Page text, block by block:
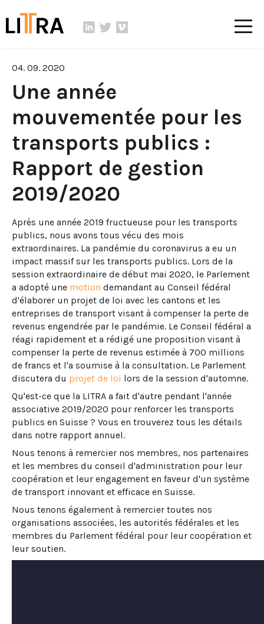
04. 09. 2020
Une année
mouvementée pour les
transports publics :
Rapport de gestion
2019/2020
Après une année 2019 fructueuse pour les transports
publics, nous avons tous vécu des mois
extraordinaires. La pandémie du coronavirus a eu un
impact massif sur les transports publics. Lors de la
session extraordinaire de début mai 2020, le Parlement
a adopté une motion demandant au Conseil fédéral
d'élaborer un projet de loi avec les cantons et les
entreprises de transport visant à compenser la perte de
revenus engendrée par le pandémie. Le Conseil fédéral a
réagi rapidement et a rédigé une proposition visant à
compenser la perte de revenus estimée à 700 millions
de francs et l'a soumise à la consultation. Le Parlement
discutera du projet de loi lors de la session d'automne.
Qu'est-ce que la LITRA a fait d'autre pendant l'année
associative 2019/2020 pour renforcer les transports
publics en Suisse ? Vous en trouverez tous les détails
dans notre rapport annuel.
Nous tenons à remercier nos membres, nos partenaires
et les membres du conseil d'administration pour leur
coopération et leur engagement en faveur d'un système
de transport innovant et efficace en Suisse.
Nous tenons également à remercier toutes nos
organisations associées, les autorités fédérales et les
membres du Parlement fédéral pour leur coopération et
leur soutien.